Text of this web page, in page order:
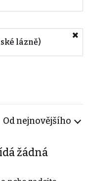
lázně)
Od nejnovějšího
žádná